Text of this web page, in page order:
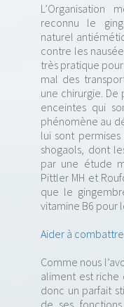
L’Organisation
reconnu le
naturel
contre les
très pratique
mal des
une chirurgie. De
enceintes qui
phénomène au
lui sont
shogaols, dont
par une étude
Pittler MH et
que le
vitamine B6 pour
Aider à
Comme nous
aliment est riche
donc un parfait
de ses